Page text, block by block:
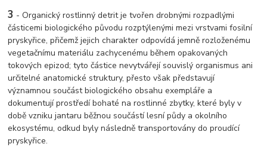
3 - Organický rostlinný detrit je tvořen drobnými rozpadlými
částicemi biologického původu rozptýlenými mezi vrstvami fosilní
pryskyřice, přičemž jejich charakter odpovídá jemně rozloženému
vegetačnímu materiálu zachycenému během opakovaných
tokových epizod; tyto částice nevytvářejí souvislý organismus ani
určitelné anatomické struktury, přesto však představují
významnou součást biologického obsahu exempláře a
dokumentují prostředí bohaté na rostlinné zbytky, které byly v
době vzniku jantaru běžnou součástí lesní půdy a okolního
ekosystému, odkud byly následně transportovány do proudící
pryskyřice.